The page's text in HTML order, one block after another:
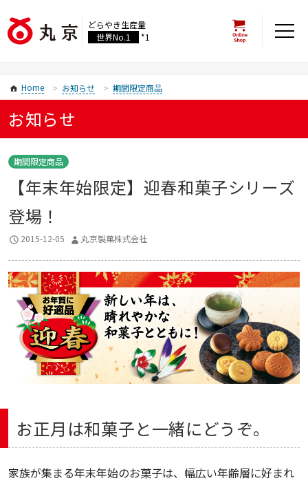
どらやき生産量
世界No.1
*1
Home お知らせ 期間限定商品
お知らせ
期間限定商品
【年末年始限定】迎春和菓子シリーズ
登場！
2015-12-05 丸京製菓株式会社
お正月は和菓子と一緒にどうぞ。
家族が集まる年末年始のお菓子は、幅広い年齢層に好まれ